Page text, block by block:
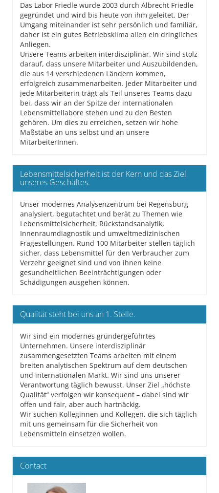
Das Labor Friedle wurde 2003 durch Albrecht Friedle
gegründet und wird bis heute von ihm geleitet. Der
Umgang miteinander ist sehr persönlich und familiär,
daher ist ein gutes Betriebsklima allen ein dringliches
Anliegen.
Unsere Teams arbeiten interdisziplinär. Wir sind stolz
darauf, dass unsere Mitarbeiter und Auszubildenden,
die aus 14 verschiedenen Ländern kommen,
erfolgreich zusammenarbeiten. Jeder Mitarbeiter und
jede Mitarbeiterin trägt als Teil unseres Teams dazu
bei, dass wir an der Spitze der internationalen
Lebensmittellabore stehen und zu den Besten
gehören. Um dies zu erreichen, setzen wir hohe
Maßstäbe an uns selbst und an unsere
MitarbeiterInnen.
Lebensmittelsicherheit ist der Kern und das Ziel
unseres Geschäftes.
Unser modernes Analysenzentrum bei Regensburg
analysiert, begutachtet und berät zu Themen wie
Lebensmittelsicherheit, Rückstandsanalytik,
Innenraumdiagnostik und umweltmedizinischen
Fragestellungen. Rund 100 Mitarbeiter stellen täglich
sicher, dass Lebensmittel für den Verbraucher zum
Verzehr geeignet sind und von ihnen keine
gesundheitlichen Beeinträchtigungen oder
Schädigungen ausgehen können.
Qualität steht bei uns an 1. Stelle.
Wir sind ein modernes gründergeführtes
Unternehmen. Unsere interdisziplinär
zusammengesetzten Teams arbeiten mit einem
breiten analytischen Spektrum auf dem deutschen
und internationalen Markt. Wir sind uns unserer
Verantwortung täglich bewusst. Unser Ziel „höchste
Qualität“ verfolgen wir konsequent – dabei sind wir
offen und fair, aber auch hartnäckig.
Wir suchen Kolleginnen und Kollegen, die sich täglich
mit uns gemeinsam für die Sicherheit von
Lebensmitteln einsetzen wollen.
Contact